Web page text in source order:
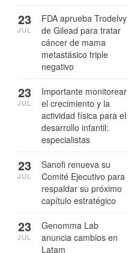
FDA aprueba Trodelvy
de Gilead para tratar
cáncer de mama
metastásico triple
negativo
23
JUL
Importante monitorear
el crecimiento y la
actividad física para el
desarrollo infantil:
especialistas
23
JUL
Sanofi renueva su
Comité Ejecutivo para
respaldar su próximo
capítulo estratégico
23
JUL
Genomma Lab
anuncia cambios en
Latam
23
JUL